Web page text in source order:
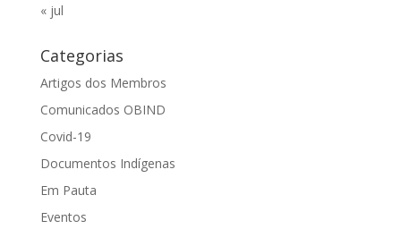
« jul
Categorias
Artigos dos Membros
Comunicados OBIND
Covid-19
Documentos Indígenas
Em Pauta
Eventos